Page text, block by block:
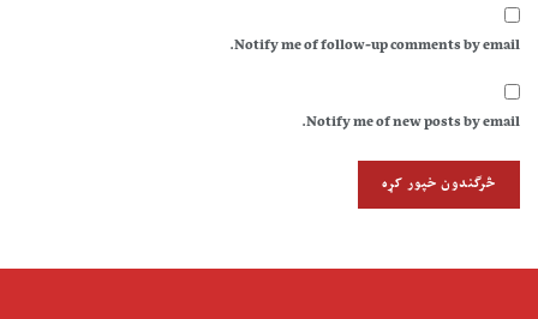
Notify me of follow-up comments by email.
Notify me of new posts by email.